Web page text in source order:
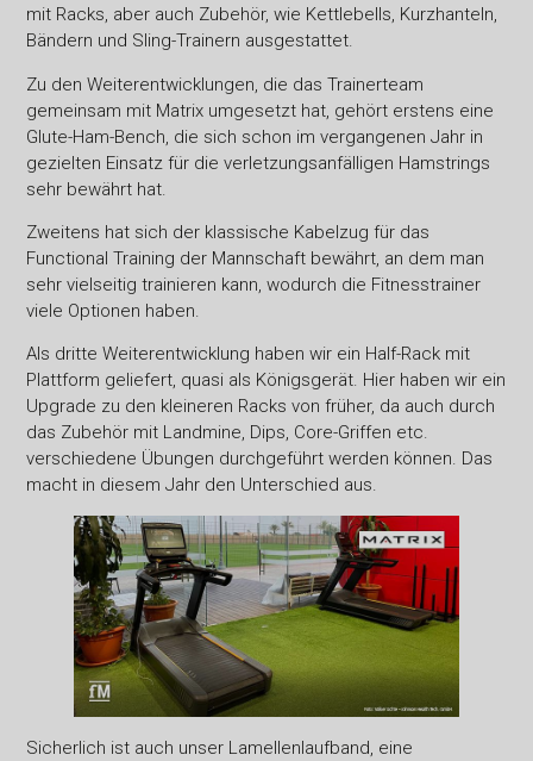
mit Racks, aber auch Zubehör, wie Kettlebells, Kurzhanteln,
Bändern und Sling-Trainern ausgestattet.
Zu den Weiterentwicklungen, die das Trainerteam
gemeinsam mit Matrix umgesetzt hat, gehört erstens eine
Glute-Ham-Bench, die sich schon im vergangenen Jahr in
gezielten Einsatz für die verletzungsanfälligen Hamstrings
sehr bewährt hat.
Zweitens hat sich der klassische Kabelzug für das
Functional Training der Mannschaft bewährt, an dem man
sehr vielseitig trainieren kann, wodurch die Fitnesstrainer
viele Optionen haben.
Als dritte Weiterentwicklung haben wir ein Half-Rack mit
Plattform geliefert, quasi als Königsgerät. Hier haben wir ein
Upgrade zu den kleineren Racks von früher, da auch durch
das Zubehör mit Landmine, Dips, Core-Griffen etc.
verschiedene Übungen durchgeführt werden können. Das
macht in diesem Jahr den Unterschied aus.
Sicherlich ist auch unser Lamellenlaufband, eine